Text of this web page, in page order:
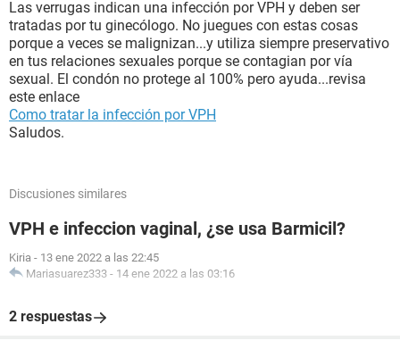
Las verrugas indican una infección por VPH y deben ser
tratadas por tu ginecólogo. No juegues con estas cosas
porque a veces se malignizan...y utiliza siempre preservativo
en tus relaciones sexuales porque se contagian por vía
sexual. El condón no protege al 100% pero ayuda...revisa
este enlace
Como tratar la infección por VPH
Saludos.
Discusiones similares
VPH e infeccion vaginal, ¿se usa Barmicil?
Kiria - 13 ene 2022 a las 22:45
Mariasuarez333 - 14 ene 2022 a las 03:16
2 respuestas